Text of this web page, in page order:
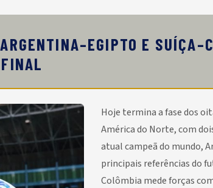
E
Hoje termina a fase dos
América do Norte, com
atual campeã do mundo,
principais referências do
Colômbia mede forças